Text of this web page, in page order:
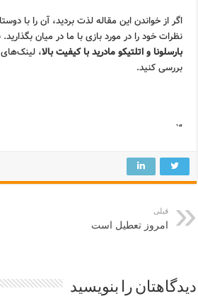
اگر از خواندن این مقاله لذت بردید، آن را با
نظرات خود را در مورد بازی با ما در میان بگذارید.
بارسلونا و اتلتیکو مادرید با کیفیت بالا،
بررسی کنید.
“`
قبلی
امروز تعطیل است
دیدگاهتان را بنویسید